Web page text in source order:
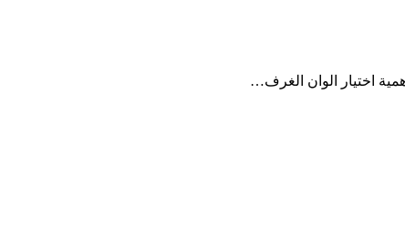
اختيار الوان الغرف…